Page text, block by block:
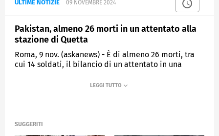
ULTIME NOTIZIE 09 NOVEMBRE 2024
Pakistan, almeno 26 morti in un attentato alla
stazione di Quetta
Roma, 9 nov. (askanews) - È di almeno 26 morti, tra
cui 14 soldati, il bilancio di un attentato in una
del Balochistan, in Pakistan.
SUGGERITI